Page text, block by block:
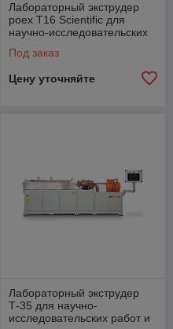
Лабораторный экструдер
poex T16 Scientific для
научно-исследовательских
Под заказ
Цену уточняйте
Лабораторный экструдер
Т-35 для научно-
исследовательских работ и